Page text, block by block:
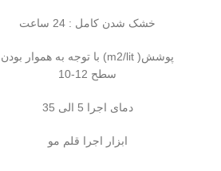
خشک شدن کامل : 24 ساعت
پوشش( m2/lit) با توجه به هموار بودن
سطح 12-10
دمای اجرا 5 الی 35
ابزار اجرا قلم مو